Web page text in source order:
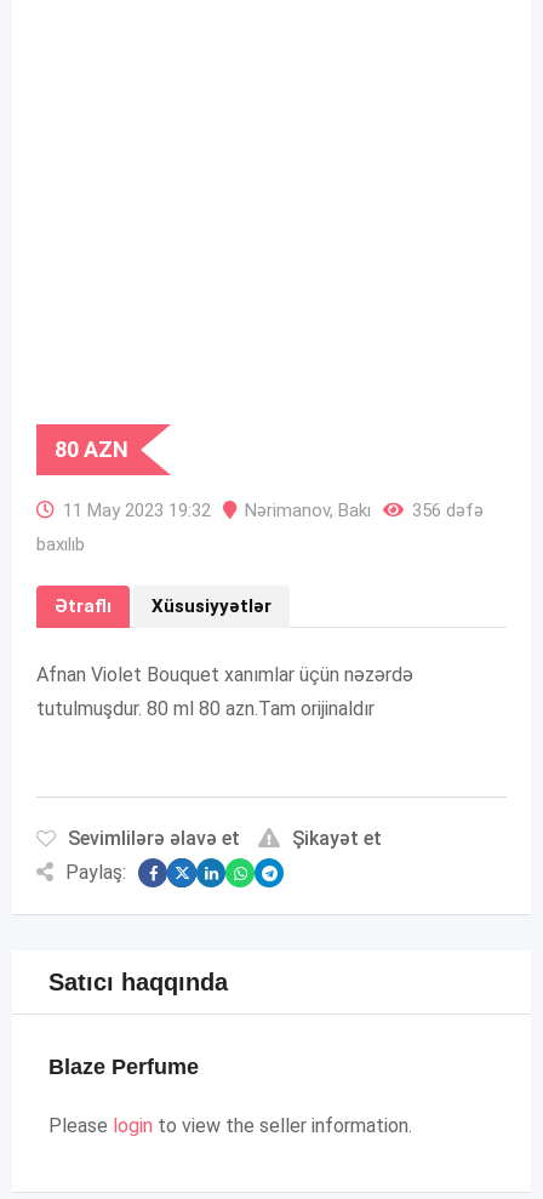
80AZN
11 May 2023 19:32 Nərimanov, Bakı
356 dəfə
baxılıb
Ətraflı Xüsusiyyətlər
Afnan Violet Bouquet xanımlar üçün nəzərdə
tutulmuşdur. 80 ml 80 azn.Tam orijinaldır
Sevimlilərə əlavə et
Şikayət et
Paylaş:
Satıcı haqqında
Blaze Perfume
Please login to view the seller information.